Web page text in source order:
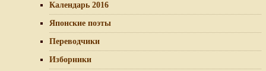
Календарь 2016
Японские поэты
Переводчики
Изборники